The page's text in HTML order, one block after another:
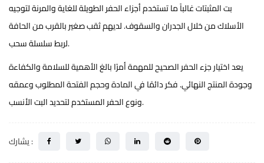
بت المثبتاتغالباً ما تستخدم أجزاء الحفر الطويلة للغاية والمرنة لتوجيه
الأسلاك من خلال الجدران والسقوف. لديهم ثقب صغير بالقرب من الحافة
لربط سلسلة سحب.
يعد اختيار جزء الحفر الصحيح للمهمة أمرًا بالغ الأهمية للسلامة والكفاءة
وجودة المنتج النهائي. فكر دائمًا في المادة وحجم الفتحة المطلوب وعمقه
ونوع الحفر المستخدم لتحديد البت الأنسب.
يشارك :